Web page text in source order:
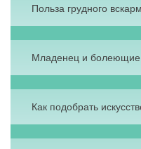
Польза грудного
Младенец и болеющие
Как подобрать